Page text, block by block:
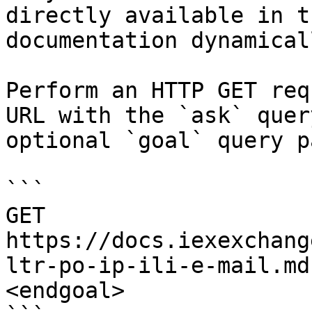
directly available in
documentation
Perform an HTTP GET
URL with the `ask`
optional `goal` query
```
GET
https://
ltr-po-ip-ili-e-
<endgoal>
```